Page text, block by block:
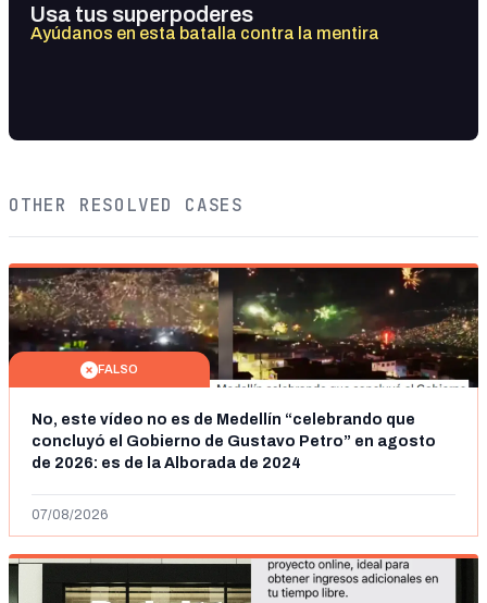
Usa tus superpoderes
Ayúdanos en esta batalla contra la mentira
OTHER RESOLVED CASES
FALSO
No, este vídeo no es de Medellín “celebrando que
concluyó el Gobierno de Gustavo Petro” en agosto
de 2026: es de la Alborada de 2024
07/08/2026